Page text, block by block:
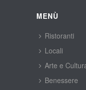
MENÙ
Ristoranti
Locali
Arte e
Benessere